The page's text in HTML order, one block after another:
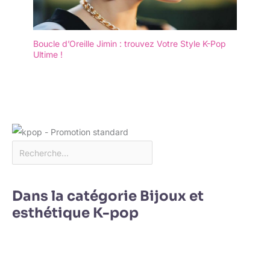
Boucle d’Oreille Jimin : trouvez Votre Style K-Pop
Ultime !
Dans la catégorie Bijoux et
esthétique K-pop